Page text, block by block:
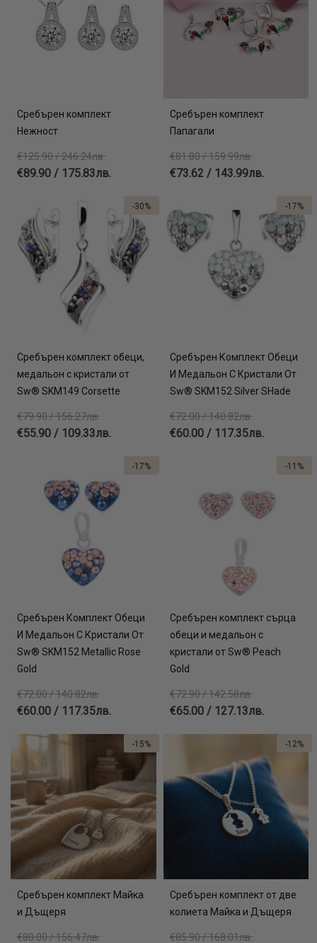
Сребърен комплект
Нежност
€125.90 / 246.24лв.
€89.90 / 175.83лв.
Сребърен комплект
Папагали
€81.80 / 159.99лв.
€73.62 / 143.99лв.
Сребърен комплект обеци,
медальон с кристали от
Sw® SKM149 Corsette
€79.90 / 156.27лв.
€55.90 / 109.33лв.
-30%
Сребърен Комплект Обеци
И Медальон С Кристали От
Sw® SKM152 Silver SHade
€72.00 / 140.82лв.
€60.00 / 117.35лв.
-17%
Сребърен Комплект Обеци
И Медальон С Кристали От
Sw® SKM152 Metallic Rose
Gold
€72.00 / 140.82лв.
€60.00 / 117.35лв.
-17%
Сребърен комплект сърца
обеци и медальон с
кристали от Sw® Peach
Gold
€72.90 / 142.58лв.
€65.00 / 127.13лв.
-11%
Сребърен комплект Майка
и Дъщеря
€80.00 / 156.47лв.
-15%
Сребърен комплект от две
колиета Майка и Дъщеря
€85.90 / 168.01лв.
-12%